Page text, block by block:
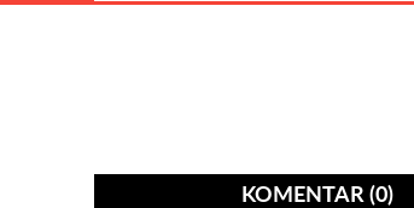
KOMENTAR (0)